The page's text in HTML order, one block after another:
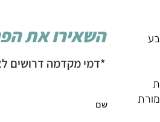
השאירו את הפ
*דמי מקדמה דרושים
שם